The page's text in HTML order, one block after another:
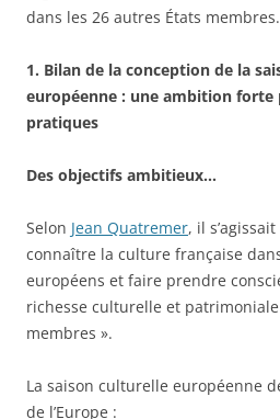
dans les 26 autres États
1. Bilan de la conception de la
européenne : une ambition forte
pratiques
Des objectifs ambitieux…
Selon Jean Quatremer, il
connaître la culture française
européens et faire prendre
richesse culturelle et
membres ».
La saison culturelle européenne
de l’Europe :